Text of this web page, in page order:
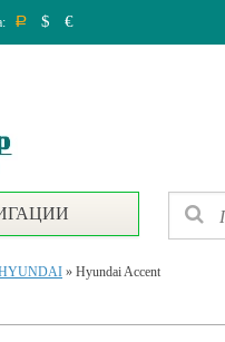
Р $ €
» Hyundai Accent